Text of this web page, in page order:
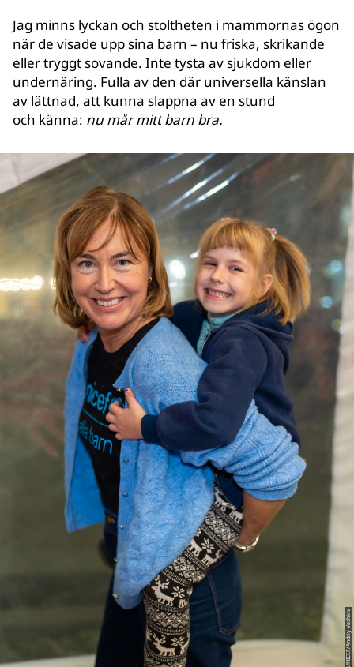
Jag minns lyckan och stoltheten i mammornas ögon
när de visade upp sina barn – nu friska, skrikande
eller tryggt sovande. Inte tysta av sjukdom eller
undernäring. Fulla av den där universella känslan
av lättnad, att kunna slappna av en stund
och känna: nu mår mitt barn bra.
©UNICEF/Andriy Vashkiv